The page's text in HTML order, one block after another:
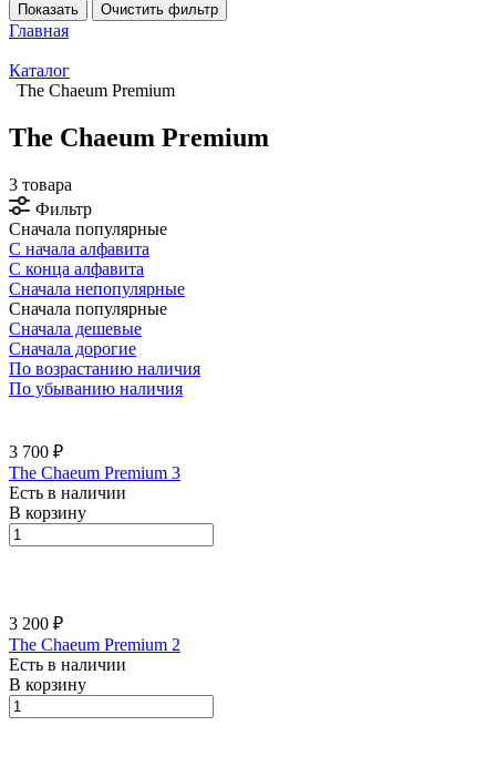
Показать
Очистить фильтр
Главная
Каталог
The Chaeum Premium
The Chaeum Premium
3 товара
Фильтр
Сначала популярные
С начала алфавита
С конца алфавита
Сначала непопулярные
Сначала популярные
Сначала дешевые
Сначала дорогие
По возрастанию наличия
По убыванию наличия
3 700 ₽
The Chaeum Premium 3
Есть в наличии
В корзину
3 200 ₽
The Chaeum Premium 2
Есть в наличии
В корзину